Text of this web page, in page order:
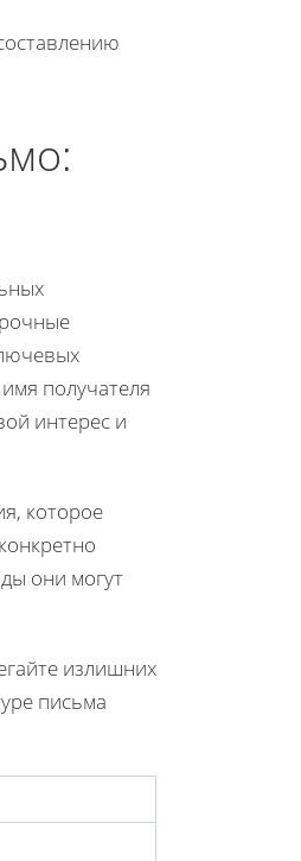
получателя
интерес и
которое
они могут
излишних
письма